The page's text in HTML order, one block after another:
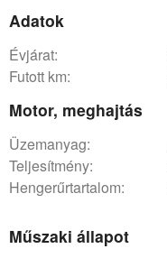
Adatok
évjárat:
futott km:
Motor, meghajtás
üzemanyag:
teljesítmény:
hengerűrtartalom:
Műszaki állapot